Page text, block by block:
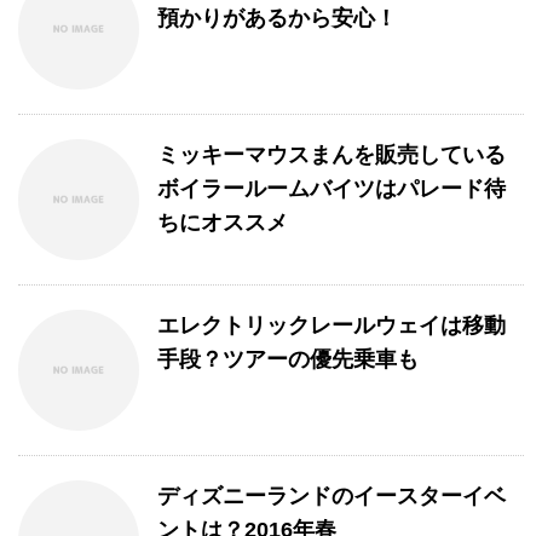
預かりがあるから安心！
ミッキーマウスまんを販売している
ボイラールームバイツはパレード待
ちにオススメ
エレクトリックレールウェイは移動
手段？ツアーの優先乗車も
ディズニーランドのイースターイベ
ントは？2016年春